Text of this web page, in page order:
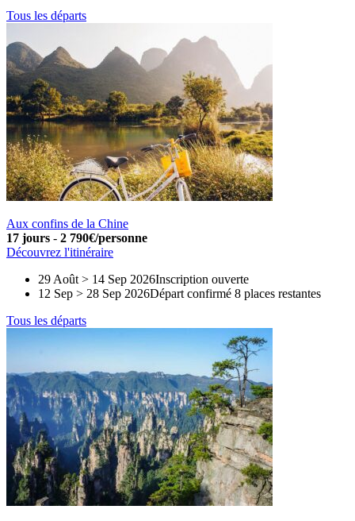
Tous les départs
Aux confins de la Chine
17 jours - 2 790€/personne
Découvrez l'itinéraire
29 Août > 14 Sep 2026Inscription ouverte
12 Sep > 28 Sep 2026Départ confirmé 8 places restantes
Tous les départs